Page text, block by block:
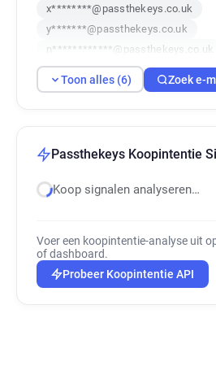
x********@passthekeys.co.uk
y*******@passthekeys.co.uk
n************@passthekeys.co.uk
k*********@passthekeys.co.uk
q***********@passthekeys.co.uk
Toon alles (6) Zoek e-
Passthekeys Koopintentie
Koop signalen analyseren…
Voer een koopintentie-analyse uit
of dashboard.
Probeer Koopintentie API